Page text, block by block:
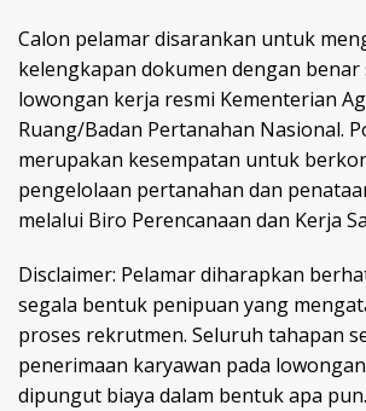
Calon pelamar disarankan untuk
kelengkapan dokumen dengan
lowongan kerja resmi Kementerian
Ruang/Badan Pertanahan Nasional.
merupakan kesempatan untuk
pengelolaan pertanahan dan
melalui Biro Perencanaan dan Kerja
Disclaimer: Pelamar diharapkan
segala bentuk penipuan yang
proses rekrutmen. Seluruh tahapan
penerimaan karyawan pada
dipungut biaya dalam bentuk apa